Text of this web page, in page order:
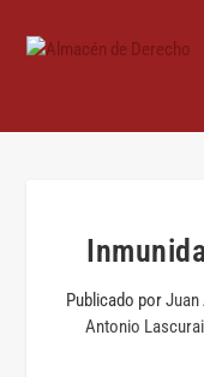
Publicado porJuan
Antonio